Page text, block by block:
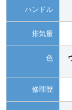
ハンドル
排気量
色
修理歴